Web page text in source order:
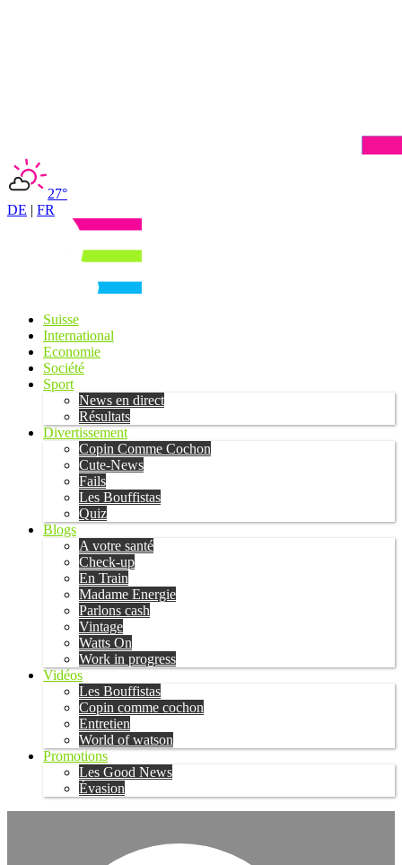
27°
DE | FR
Suisse
International
Economie
Société
Sport
News en direct
Résultats
Divertissement
Copin Comme Cochon
Cute-News
Fails
Les Bouffistas
Quiz
Blogs
A votre santé
Check-up
En Train
Madame Energie
Parlons cash
Vintage
Watts On
Work in progress
Vidéos
Les Bouffistas
Copin comme cochon
Entretien
World of watson
Promotions
Les Good News
Évasion